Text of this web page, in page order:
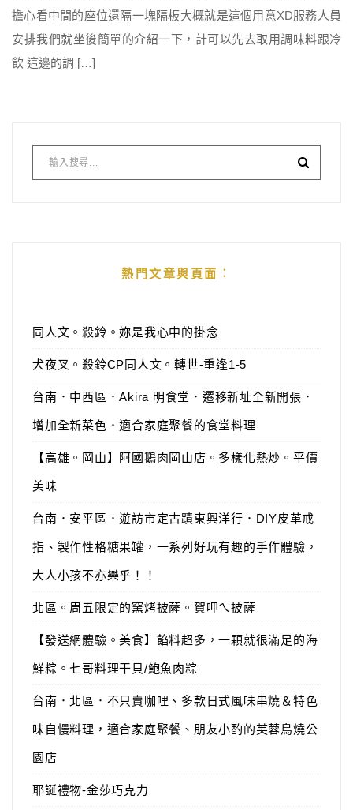
擔心看中間的座位還隔一塊隔板大概就是這個用意XD服務人員
安排我們就坐後簡單的介紹一下，計可以先去取用調味料跟冷
飲 這邊的調 […]
熱門文章與頁面︰
同人文。殺鈴。妳是我心中的掛念
犬夜叉。殺鈴CP同人文。轉世-重逢1-5
台南．中西區．Akira 明食堂．遷移新址全新開張．
增加全新菜色．適合家庭聚餐的食堂料理
【高雄。岡山】阿國鵝肉岡山店。多樣化熱炒。平價
美味
台南．安平區．遊訪市定古蹟東興洋行．DIY皮革戒
指、製作性格糖果罐，一系列好玩有趣的手作體驗，
大人小孩不亦樂乎！！
北區。周五限定的窯烤披薩。賀呷ㄟ披薩
【發送網體驗。美食】餡料超多，一顆就很滿足的海
鮮粽。七哥料理干貝/鮑魚肉粽
台南．北區．不只賣咖哩、多款日式風味串燒＆特色
味自慢料理，適合家庭聚餐、朋友小酌的芙蓉鳥燒公
園店
耶誕禮物-金莎巧克力